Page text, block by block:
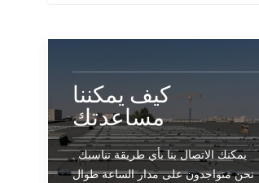
كيف يمكننا
مساعدتك
يمكنك الاتصال بنا بأي طريقة تناسبك .
نحن متواجدون على مدار الساعة طوال